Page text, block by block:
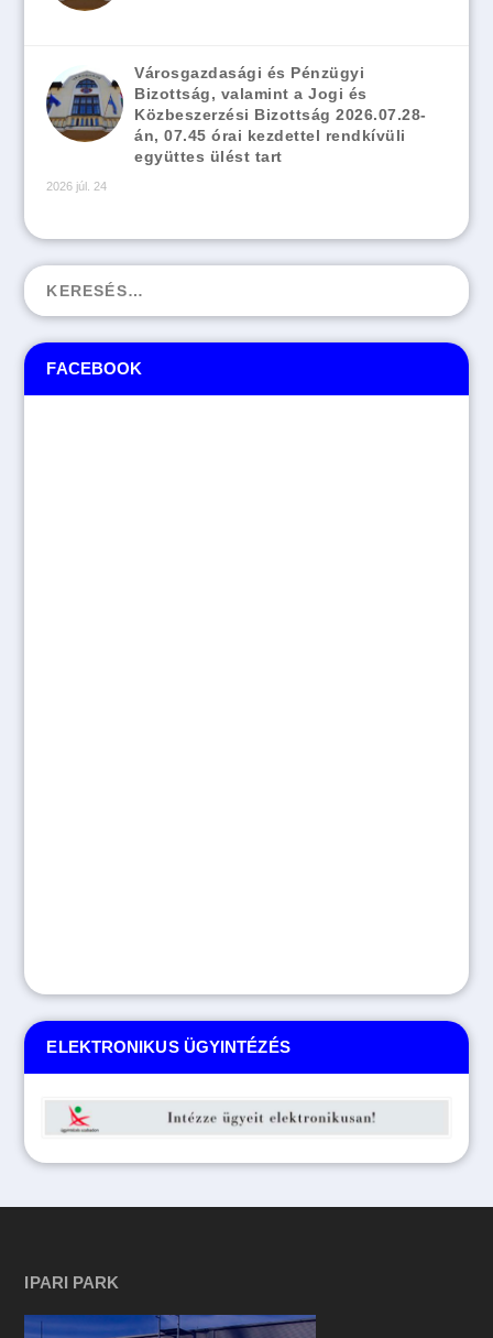
ELEKTRONIKUS ÜGYINTÉZÉS
FACEBOOK
Városgazdasági és Pénzügyi
Bizottság, valamint a Jogi és
Közbeszerzési Bizottság 2026.07.28-
án, 07.45 órai kezdettel rendkívüli
együttes ülést tart
2026 júl. 24
IPARI PARK